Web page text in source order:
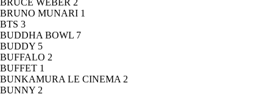
BRUCE WEBER 2
BRUNO MUNARI 1
BTS 3
BUDDHA BOWL 7
BUDDY 5
BUFFALO 2
BUFFET 1
BUNKAMURA LE CINEMA 2
BUNNY 2